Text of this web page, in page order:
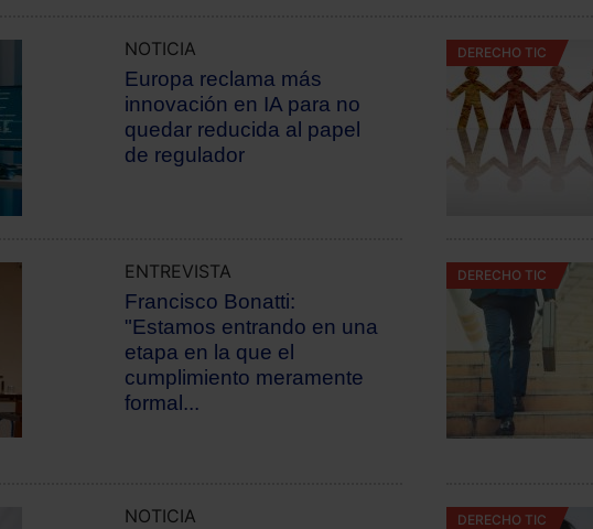
NOTICIA
Europa reclama más
innovación en IA para no
quedar reducida al papel
de regulador
DERECHO TIC
ENTREVISTA
Francisco Bonatti:
"Estamos entrando en una
etapa en la que el
cumplimiento meramente
formal...
DERECHO TIC
NOTICIA DERECHO TIC